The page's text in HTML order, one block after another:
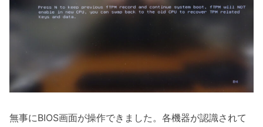
無事にBIOS画面が操作できました。各機器が認識されて